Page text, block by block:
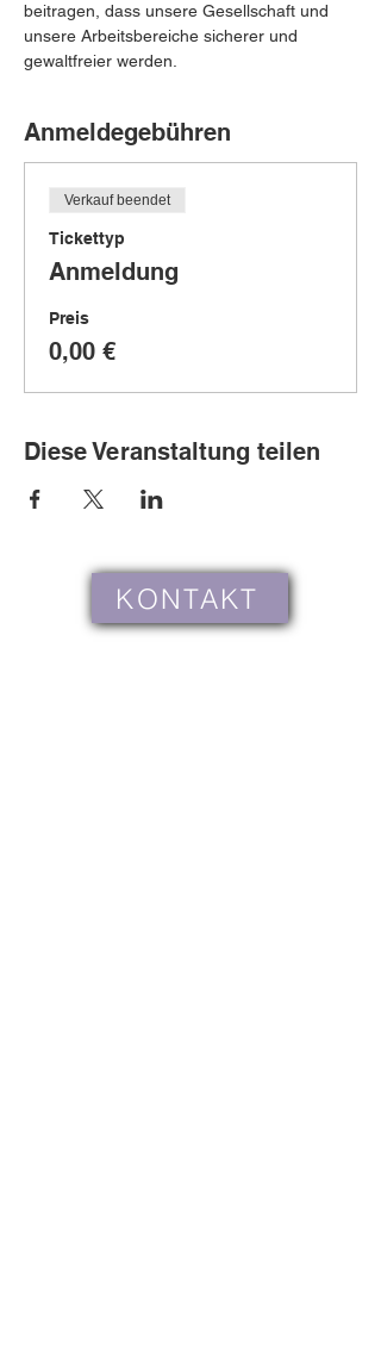
beitragen, dass unsere Gesellschaft und
unsere Arbeitsbereiche sicherer und
gewaltfreier werden.
Anmeldegebühren
Verkauf beendet
Tickettyp
Anmeldung
Preis
0,00 €
Diese Veranstaltung teilen
KONTAKT